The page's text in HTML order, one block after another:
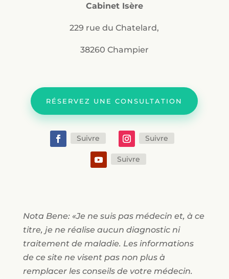
Cabinet Isère
229 rue du Chatelard,
38260 Champier
RÉSERVEZ UNE CONSULTATION
Suivre Suivre
Suivre
Nota Bene: «Je ne suis pas médecin et, à ce
titre, je ne réalise aucun diagnostic ni
traitement de maladie. Les informations
de ce site ne visent pas non plus à
remplacer les conseils de votre médecin.